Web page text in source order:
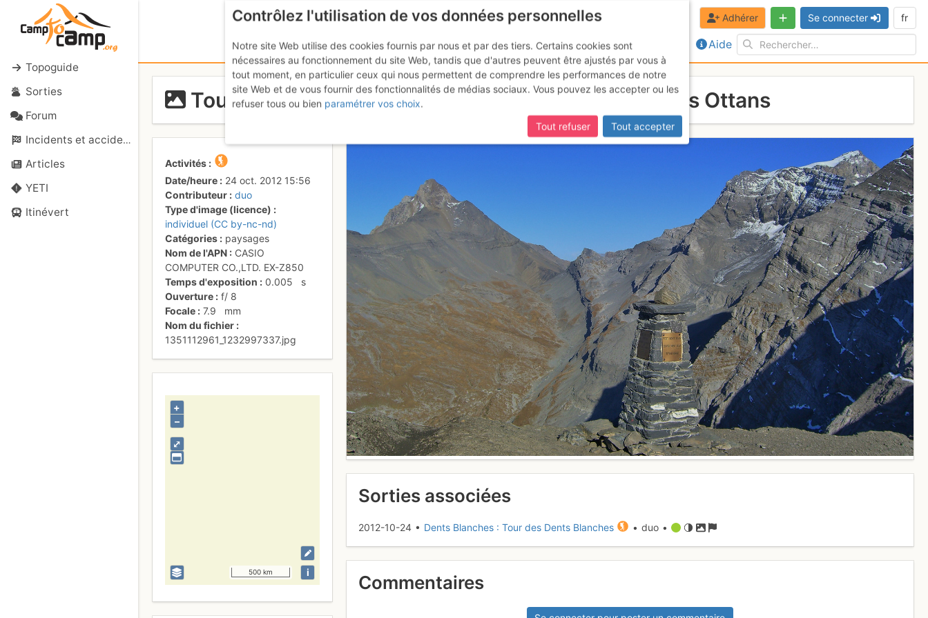
Topoguide
Sorties
Forum
Incidents et accidents
Articles
YETI
Itinévert
Aide
Adhérer Se connecter fr
Tour des dents Blanches-Haute Cime de la tête des Ottans
Activités
Date/heure
24 oct. 2012 15:56
Contributeur
duo
Type d'image (licence)
individuel (CC by-nc-nd)
Catégories
paysages
Nom de l'APN
CASIO
COMPUTER CO.,LTD. EX-Z850
Temps d'exposition
0.005
s
Ouverture
f/8
Focale
7.9
mm
Nom du fichier
1351112961_1232997337.jpg
⤢
+
–
500 km i
Sorties associées
2012-10-24 • Dents Blanches : Tour des Dents Blanches • duo •
Commentaires
Contrôlez l'utilisation de vos données personnelles
Notre site Web utilise des cookies fournis par nous et par des tiers. Certains cookies sont
nécessaires au fonctionnement du site Web, tandis que d'autres peuvent être ajustés par vous à
tout moment, en particulier ceux qui nous permettent de comprendre les performances de notre
site Web et de vous fournir des fonctionnalités de médias sociaux. Vous pouvez les accepter ou les
refuser tous ou bien paramétrer vos choix.
Tout refuser
Tout accepter